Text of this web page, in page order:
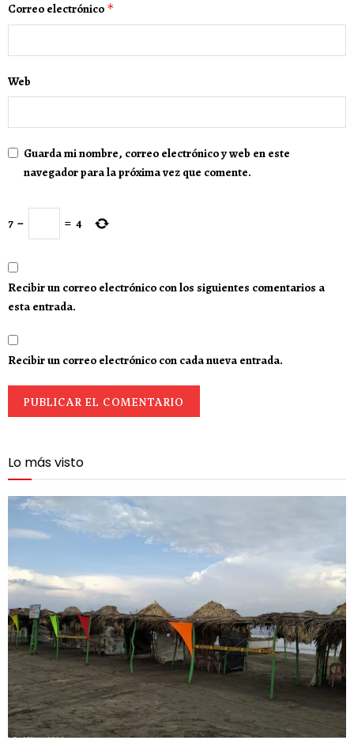
Correo electrónico *
Web
Guarda mi nombre, correo electrónico y web en este
navegador para la próxima vez que comente.
7 − = 4
Recibir un correo electrónico con los siguientes comentarios a
esta entrada.
Recibir un correo electrónico con cada nueva entrada.
Lo más visto